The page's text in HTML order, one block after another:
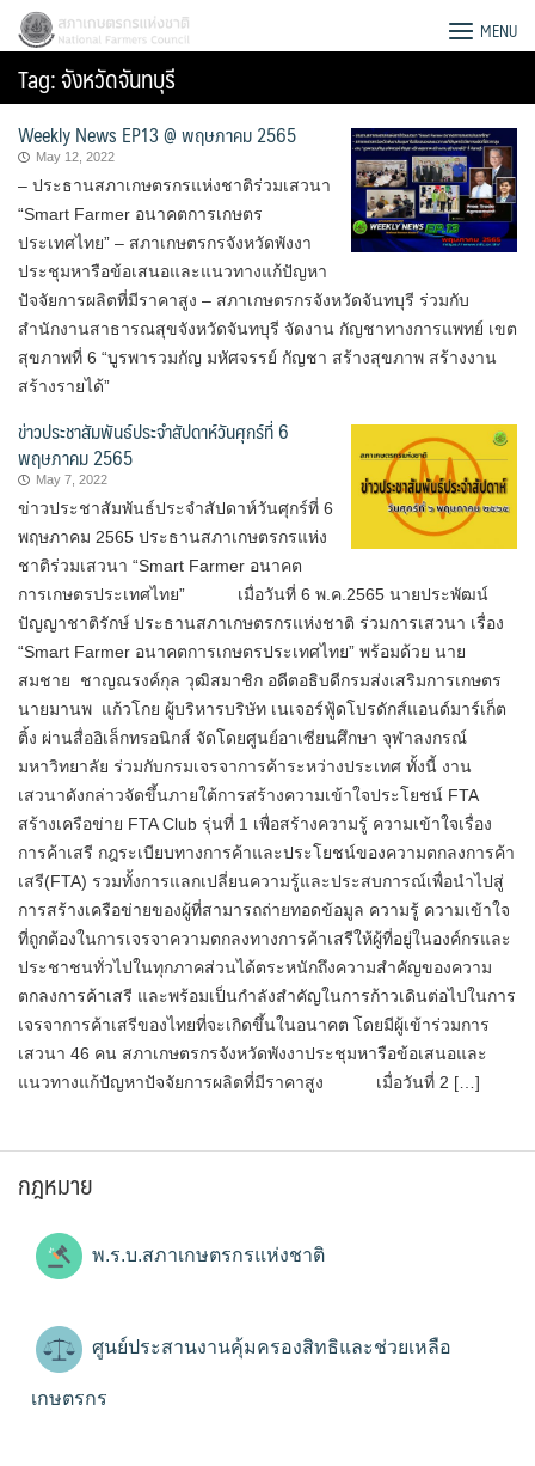
Skip
content
Search
for:
สภาเกษตรกรแห่งชาติ MENU
Tag:จังหวัดจันทบุรี
Weekly News EP13 @ พฤษภาคม 2565
May 12, 2022
– ประธานสภาเกษตรกรแห่งชาติร่วมเสวนา
“Smart Farmer อนาคตการเกษตร
ประเทศไทย” – สภาเกษตรกรจังหวัดพังงา
ประชุมหารือข้อเสนอและแนวทางแก้ปัญหา
ปัจจัยการผลิตที่มีราคาสูง – สภาเกษตรกรจังหวัดจันทบุรี ร่วมกับ
สำนักงานสาธารณสุขจังหวัดจันทบุรี จัดงาน กัญชาทางการแพทย์ เขต
สุขภาพที่ 6 “บูรพารวมกัญ มหัศจรรย์ กัญชา สร้างสุขภาพ สร้างงาน
สร้างรายได้”
ข่าวประชาสัมพันธ์ประจำสัปดาห์วันศุกร์ที่ 6
พฤษภาคม 2565
May 7, 2022
ข่าวประชาสัมพันธ์ประจำสัปดาห์วันศุกร์ที่ 6
พฤษภาคม 2565 ประธานสภาเกษตรกรแห่ง
ชาติร่วมเสวนา “Smart Farmer อนาคต
การเกษตรประเทศไทย” เมื่อวันที่ 6 พ.ค.2565 นายประพัฒน์
ปัญญาชาติรักษ์ ประธานสภาเกษตรกรแห่งชาติ ร่วมการเสวนา เรื่อง
“Smart Farmer อนาคตการเกษตรประเทศไทย” พร้อมด้วย นาย
สมชาย ชาญณรงค์กุล วุฒิสมาชิก อดีตอธิบดีกรมส่งเสริมการเกษตร
นายมานพ แก้วโกย ผู้บริหารบริษัท เนเจอร์ฟู้ดโปรดักส์แอนด์มาร์เก็ต
ติ้ง ผ่านสื่ออิเล็กทรอนิกส์ จัดโดยศูนย์อาเซียนศึกษา จุฬาลงกรณ์
มหาวิทยาลัย ร่วมกับกรมเจรจาการค้าระหว่างประเทศ ทั้งนี้ งาน
เสวนาดังกล่าวจัดขึ้นภายใต้การสร้างความเข้าใจประโยชน์ FTA
สร้างเครือข่าย FTA Club รุ่นที่ 1 เพื่อสร้างความรู้ ความเข้าใจเรื่อง
การค้าเสรี กฎระเบียบทางการค้าและประโยชน์ของความตกลงการค้า
เสรี(FTA) รวมทั้งการแลกเปลี่ยนความรู้และประสบการณ์เพื่อนำไปสู่
การสร้างเครือข่ายของผู้ที่สามารถถ่ายทอดข้อมูล ความรู้ ความเข้าใจ
ที่ถูกต้องในการเจรจาความตกลงทางการค้าเสรีให้ผู้ที่อยู่ในองค์กรและ
ประชาชนทั่วไปในทุกภาคส่วนได้ตระหนักถึงความสำคัญของความ
ตกลงการค้าเสรี และพร้อมเป็นกำลังสำคัญในการก้าวเดินต่อไปในการ
เจรจาการค้าเสรีของไทยที่จะเกิดขึ้นในอนาคต โดยมีผู้เข้าร่วมการ
เสวนา 46 คน สภาเกษตรกรจังหวัดพังงาประชุมหารือข้อเสนอและ
แนวทางแก้ปัญหาปัจจัยการผลิตที่มีราคาสูง เมื่อวันที่ 2 […]
กฎหมาย
พ.ร.บ.สภาเกษตรกรแห่งชาติ
ศูนย์ประสานงานคุ้มครองสิทธิและช่วยเหลือ
เกษตรกร